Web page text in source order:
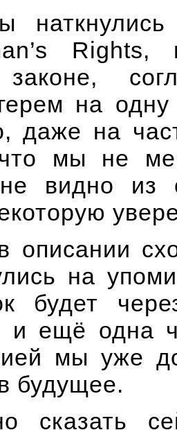
Rights,
на
даже на
мы не
видно из
описании
на
будет
и ещё одна
мы уже
будущее.
сказать